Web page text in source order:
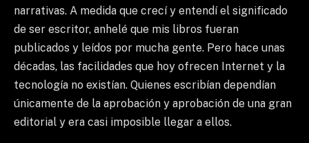
narrativas. A medida que crecí y entendí el significado
de ser escritor, anhelé que mis libros fueran
publicados y leídos por mucha gente. Pero hace unas
décadas, las facilidades que hoy ofrecen Internet y la
tecnología no existían. Quienes escribían dependían
únicamente de la aprobación y aprobación de una gran
editorial y era casi imposible llegar a ellos.